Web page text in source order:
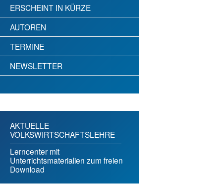
ERSCHEINT IN KÜRZE
AUTOREN
TERMINE
NEWSLETTER
AKTUELLE
VOLKSWIRTSCHAFTSLEHRE
Lerncenter mit
Unterrichtsmaterialien zum freien
Download